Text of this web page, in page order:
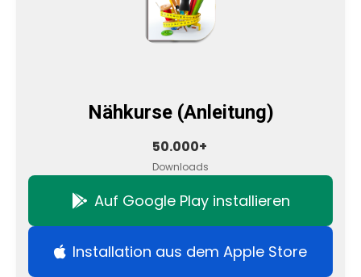
Nähkurse (Anleitung)
50.000+
Downloads
Auf Google Play installieren
Installation aus dem Apple Store